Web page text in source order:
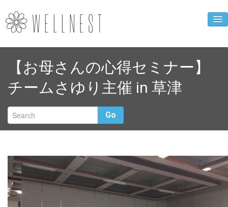
企業ニュース
人財育成事業
WELLNEST診断
お母さんの心得
クローバーカフェ
【お母さんの心得セミナー】
チームさゆり主催 in 草津
Go